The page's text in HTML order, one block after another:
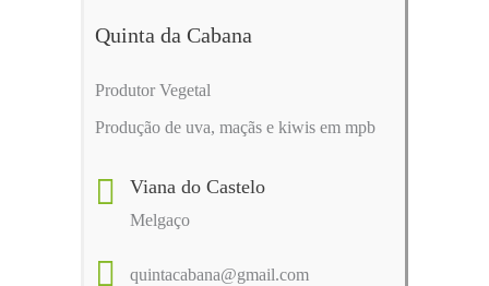
Quinta da Cabana
Produtor Vegetal
Produção de uva, maçãs e kiwis em mpb
Viana do Castelo
Melgaço
quintacabana@gmail.com